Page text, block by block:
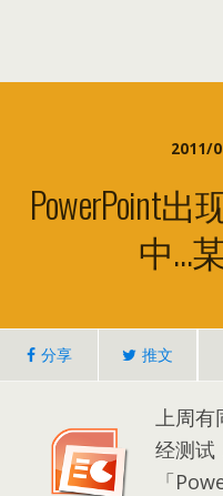
2011/
PowerPoint
中…
分享 推文
上周有
经测试
「